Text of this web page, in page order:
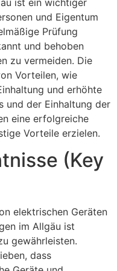
und Eigentum
Prüfung
und behoben
zu vermeiden. Die
Vorteilen, wie
und erhöhte
und der Einhaltung der
eine erfolgreiche
Vorteile erzielen.
(Key
elektrischen Geräten
im Allgäu ist
gewährleisten.
dass